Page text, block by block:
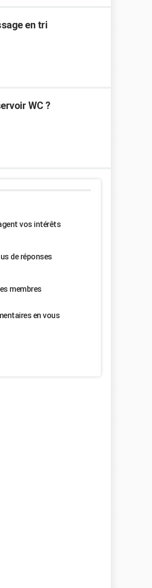
en tri
WC ?
vos intérêts
de réponses
membres
en vous